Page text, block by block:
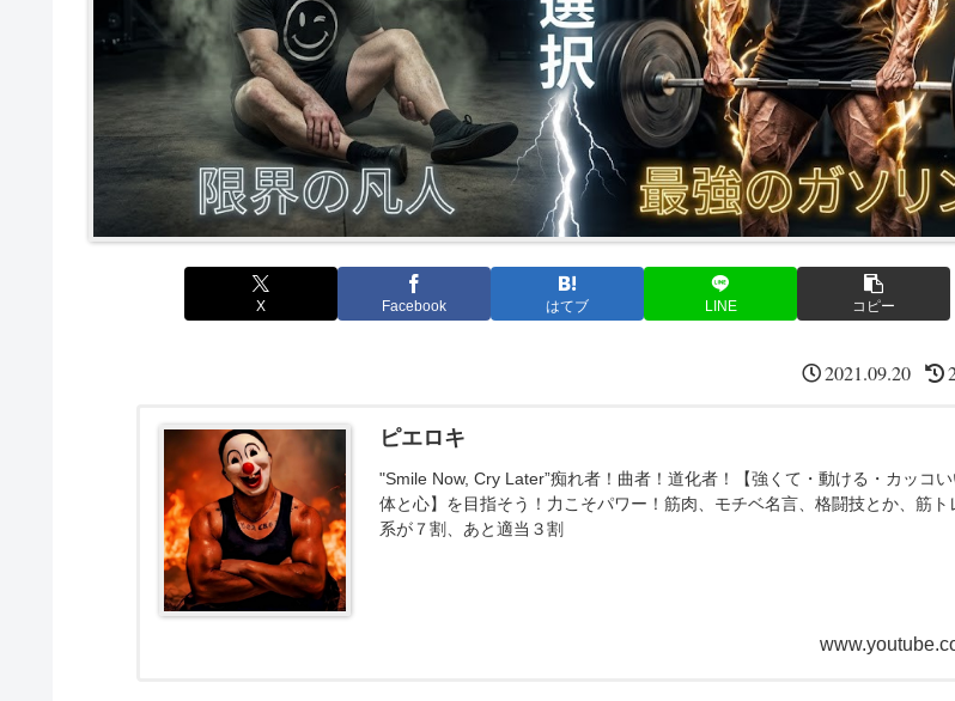
X Facebook はてブ LINE コピー
2021.09.20
ピエロキ
"Smile Now, Cry Later”痴れ者！曲者！道化者！【強くて・動ける・カッコ
体と心】を目指そう！力こそパワー！筋肉、モチベ名言、格闘技とか、筋ト
系が７割、あと適当３割